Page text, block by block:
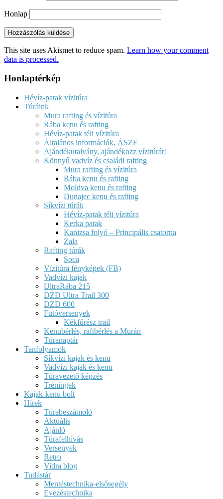
Honlap
This site uses Akismet to reduce spam. Learn how your comment
data is processed.
Honlaptérkép
Hévíz-patak vízitúra
Túráink
Mura rafting és vízitúra
Rába kenu és rafting
Hévíz-patak téli vízitúra
Általános információk, ÁSZF
Ajándékutalvány, ajándékozz vízitúrát!
Könnyű vadvíz és családi rafting
Mura rafting és vízitúra
Rába kenu és rafting
Moldva kenu és rafting
Dunajec kenu és rafting
Síkvízi túrák
Hévíz-patak téli vízitúra
Kerka patak
Kanizsa folyó – Principális csatorna
Zala
Rafting túrák
Soca
Vízitúra fényképek (FB)
Vadvízi kajak
UltraRába 215
DZD Ultra Trail 300
DZD 600
Futóversenyek
Kékfűrész trail
Kenubérlés, raftbérlés a Murán
Túranaptár
Tanfolyamok
Síkvízi kajak és kenu
Vadvízi kajak és kenu
Túravezető képzés
Tréningek
Kajak-kenu bolt
Hírek
Túrabeszámoló
Aktuális
Ajánló
Túrafelhívás
Versenyek
Retro
Vidra blog
Tudástár
Mentéstechnika-elsősegély
Evezéstechnika